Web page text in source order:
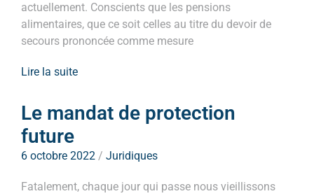
actuellement. Conscients que les pensions
alimentaires, que ce soit celles au titre du devoir de
secours prononcée comme mesure
Lire la suite
Le mandat de protection
future
6 octobre 2022 / Juridiques
Fatalement, chaque jour qui passe nous vieillissons